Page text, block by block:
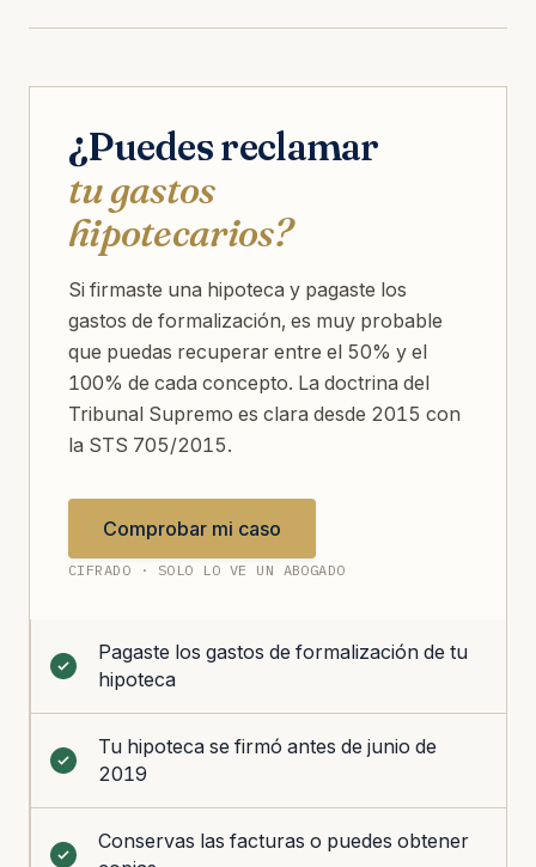
¿Puedes reclamar
tu gastos
hipotecarios?
Si firmaste una hipoteca y pagaste los
gastos de formalización, es muy probable
que puedas recuperar entre el 50% y el
100% de cada concepto. La doctrina del
Tribunal Supremo es clara desde 2015 con
la STS 705/2015.
Comprobar mi caso
CIFRADO · SOLO LO VE UN ABOGADO
Pagaste los gastos de formalización de tu
hipoteca
Tu hipoteca se firmó antes de junio de
2019
Conservas las facturas o puedes obtener